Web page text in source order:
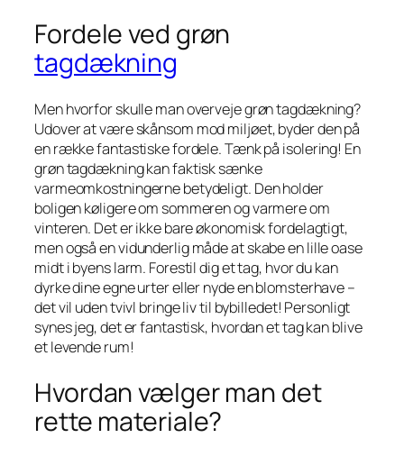
Fordele ved grøn
tagdækning
Men hvorfor skulle man overveje grøn tagdækning?
Udover at være skånsom mod miljøet, byder den på
en række fantastiske fordele. Tænk på isolering! En
grøn tagdækning kan faktisk sænke
varmeomkostningerne betydeligt. Den holder
boligen køligere om sommeren og varmere om
vinteren. Det er ikke bare økonomisk fordelagtigt,
men også en vidunderlig måde at skabe en lille oase
midt i byens larm. Forestil dig et tag, hvor du kan
dyrke dine egne urter eller nyde en blomsterhave –
det vil uden tvivl bringe liv til bybilledet! Personligt
synes jeg, det er fantastisk, hvordan et tag kan blive
et levende rum!
Hvordan vælger man det
rette materiale?